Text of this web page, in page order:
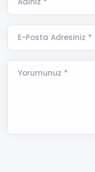
E-Posta Adresiniz *
Yorumunuz *